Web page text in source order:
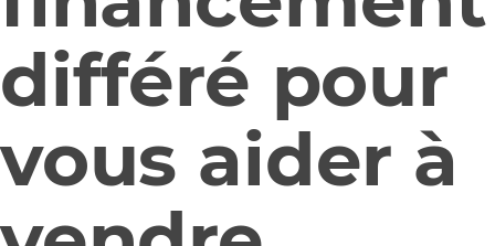
différé pour
vous aider à